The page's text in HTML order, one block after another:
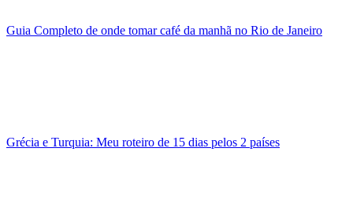
Guia Completo de onde tomar café da manhã no Rio de Janeiro
Grécia e Turquia: Meu roteiro de 15 dias pelos 2 países